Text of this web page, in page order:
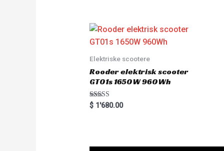
Elektriske scootere
Rooder elektrisk scooter
GT01s 1650W 960Wh
Rated
5.00
$1'680.00